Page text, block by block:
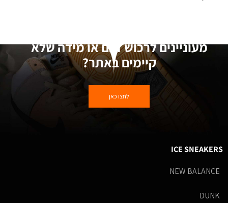
מעוניינים לרכוש דגם או מידה שלא
קיימים באתר?
לחצו כאן
ICE SNEAKERS
NEW BALANCE
DUNK